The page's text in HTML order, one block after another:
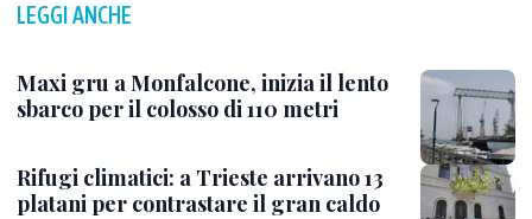
LEGGI ANCHE
Maxi gru a Monfalcone, inizia il lento
sbarco per il colosso di 110 metri
Rifugi climatici: a Trieste arrivano 13
platani per contrastare il gran caldo